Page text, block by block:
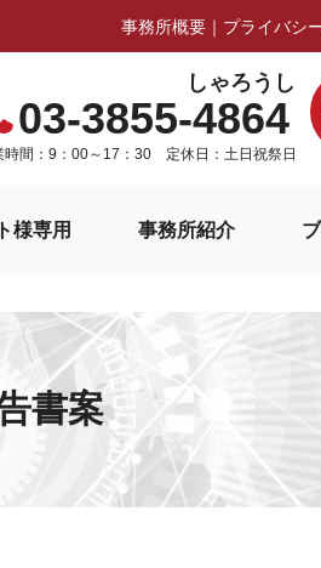
事務所概要 ｜ プライバシ
03-3855-4864
しゃろうし
時間：9：00～17：30 定休日：土日祝祭日
様専用 事務所紹介
書案